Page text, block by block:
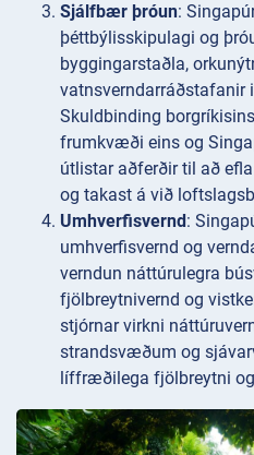
Sjálfbær þróun:
þéttbýlisskipulagi og
byggingarstaðla,
vatnsverndarráðstafanir
Skuldbinding
frumkvæði eins og
útlistar aðferðir til að
og takast á við
Umhverfisvernd :
umhverfisvernd og
verndun náttúrulegra
fjölbreytnivernd og
stjórnar virkni
strandsvæðum og
líffræðilega fjölbreytni